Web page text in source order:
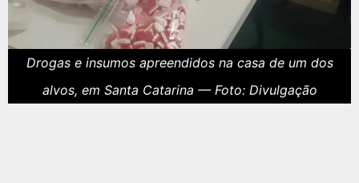
Drogas e insumos apreendidos na casa de um dos
alvos, em Santa Catarina — Foto: Divulgação